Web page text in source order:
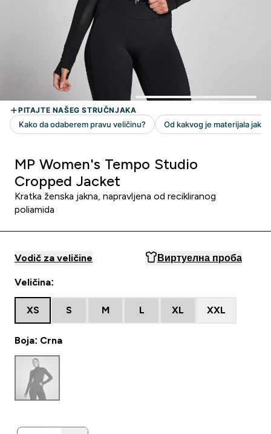
MP Women's Tempo Studio
Cropped Jacket
Kratka ženska jakna, napravljena od recikliranog
poliamida
Vodič za veličine Виртуелна проба
Veličina:
XS S M L XL XXL
Boja: Crna